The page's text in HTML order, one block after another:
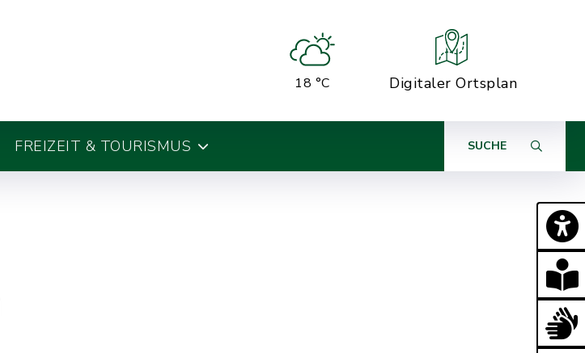
18 °C Digitaler Ortsplan
FREIZEIT & TOURISMUS SUCHE